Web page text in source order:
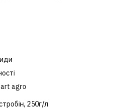
agro
250г/л